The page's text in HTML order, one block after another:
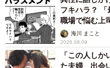
フキハラ？
職場で悩む上
海川 まこと
2026.08.09
「この人し
た夫婦 出会